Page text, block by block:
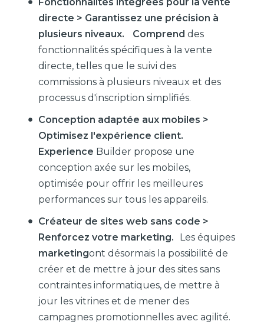
Fonctionnalités intégrées pour la vente
directe > Garantissez une précision à
plusieurs niveaux. Comprend des
fonctionnalités spécifiques à la vente
directe, telles que le suivi des
commissions à plusieurs niveaux et des
processus d'inscription simplifiés.
Conception adaptée aux mobiles >
Optimisez l'expérience client.
Experience Builder propose une
conception axée sur les mobiles,
optimisée pour offrir les meilleures
performances sur tous les appareils.
Créateur de sites web sans code >
Renforcez votre marketing. Les équipes
marketingont désormais la possibilité de
créer et de mettre à jour des sites sans
contraintes informatiques, de mettre à
jour les vitrines et de mener des
campagnes promotionnelles avec agilité.